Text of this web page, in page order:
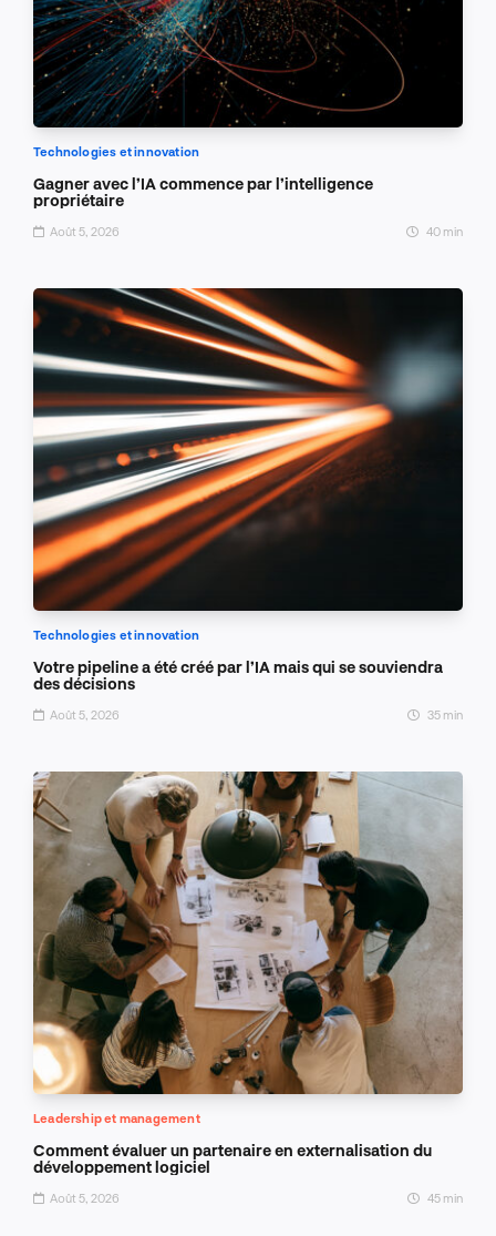
Technologies et innovation
Gagner avec l’IA commence par l’intelligence
propriétaire
Août 5, 2026 40 min
Technologies et innovation
Votre pipeline a été créé par l’IA mais qui se souviendra
des décisions
Août 5, 2026 35 min
Leadership et management
Comment évaluer un partenaire en externalisation du
développement logiciel
Août 5, 2026 45 min